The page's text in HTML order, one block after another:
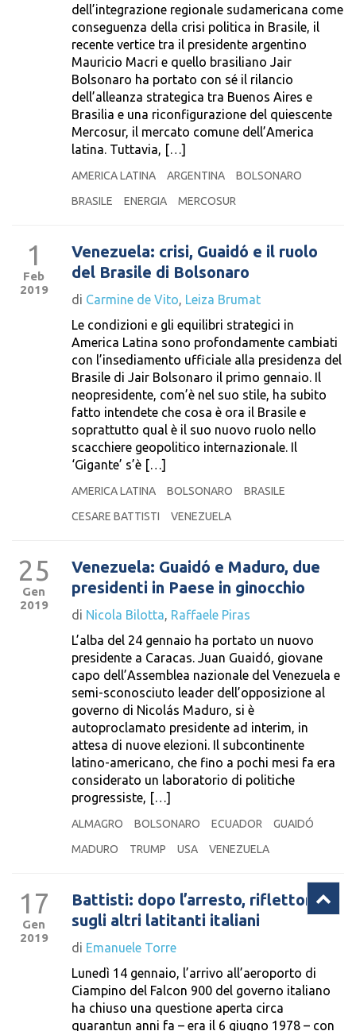
dell’integrazione regionale sudamericana come
conseguenza della crisi politica in Brasile, il
recente vertice tra il presidente argentino
Mauricio Macri e quello brasiliano Jair
Bolsonaro ha portato con sé il rilancio
dell’alleanza strategica tra Buenos Aires e
Brasilia e una riconfigurazione del quiescente
Mercosur, il mercato comune dell’America
latina. Tuttavia, […]
AMERICA LATINA ARGENTINA
BOLSONARO
BRASILE
ENERGIA MERCOSUR
1
Feb
2019
Venezuela: crisi, Guaidó e il ruolo
del Brasile di Bolsonaro
di Carmine de Vito, Leiza Brumat
Le condizioni e gli equilibri strategici in
America Latina sono profondamente cambiati
con l’insediamento ufficiale alla presidenza del
Brasile di Jair Bolsonaro il primo gennaio. Il
neopresidente, com’è nel suo stile, ha subito
fatto intendete che cosa è ora il Brasile e
soprattutto qual è il suo nuovo ruolo nello
scacchiere geopolitico internazionale. Il
‘Gigante’ s’è […]
AMERICA LATINA BOLSONARO
BRASILE
CESARE BATTISTI
VENEZUELA
25
Gen
2019
Venezuela: Guaidó e Maduro, due
presidenti in Paese in ginocchio
di Nicola Bilotta, Raffaele Piras
L’alba del 24 gennaio ha portato un nuovo
presidente a Caracas. Juan Guaidó, giovane
capo dell’Assemblea nazionale del Venezuela e
semi-sconosciuto leader dell’opposizione al
governo di Nicolás Maduro, si è
autoproclamato presidente ad interim, in
attesa di nuove elezioni. Il subcontinente
latino-americano, che fino a pochi mesi fa era
considerato un laboratorio di politiche
progressiste, […]
ALMAGRO BOLSONARO ECUADOR
GUAIDÓ
MADURO
TRUMP USA VENEZUELA
17
Gen
2019
Battisti: dopo l’arresto, riflettori
sugli altri latitanti italiani
di Emanuele Torre
Lunedì 14 gennaio, l’arrivo all’aeroporto di
Ciampino del Falcon 900 del governo italiano
ha chiuso una questione aperta circa
quarantun anni fa – era il 6 giugno 1978 – con